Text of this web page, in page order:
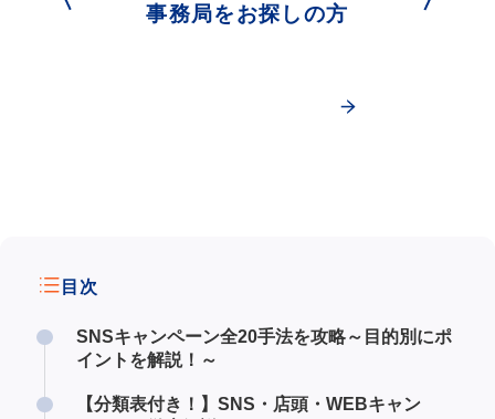
事務局をお探しの方
目次
SNSキャンペーン全20手法を攻略～目的別にポ
イントを解説！～
【分類表付き！】SNS・店頭・WEBキャン